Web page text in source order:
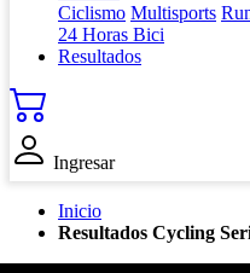
Ciclismo Multisports
24 Horas Bici
Resultados
Ingresar
Inicio
Resultados Cycling